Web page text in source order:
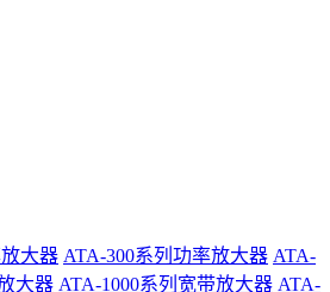
大器 ATA-300系列功率放大器 ATA-
大器 ATA-1000系列宽带放大器 ATA-